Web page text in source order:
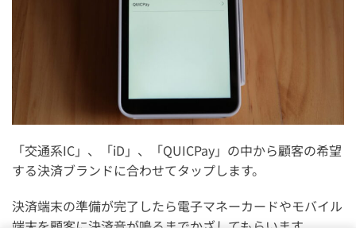
「交通系IC」、「iD」、「QUICPay」の中から顧客の希望
する決済ブランドに合わせてタップします。
決済端末の準備が完了したら電子マネーカードやモバイル